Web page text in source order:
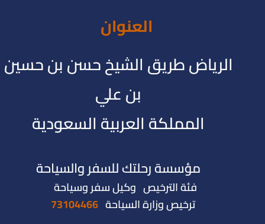
العنوان
الرياض طريق الشيخ حسن بن حسين
بن علي
المملكة العربية السعودية
مؤسسة رحلتك للسفر والسياحة
فئة الترخيص وكيل سفر وسياحة
ترخيص وزارة السياحة 73104466